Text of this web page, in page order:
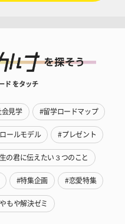
ド をタッチ
会見学 #留学ロードマップ
ールモデル #プレゼント
の君に伝えたい３つのこと
#特集企画 #恋愛特集
もや解決ゼミ